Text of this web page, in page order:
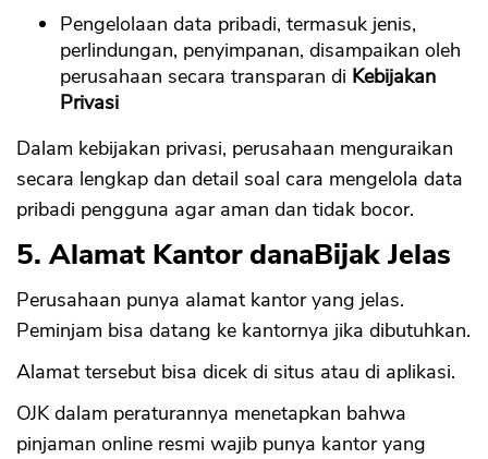
Pengelolaan data pribadi, termasuk jenis,
perlindungan, penyimpanan, disampaikan oleh
perusahaan secara transparan di Kebijakan
Privasi
Dalam kebijakan privasi, perusahaan menguraikan
secara lengkap dan detail soal cara mengelola data
pribadi pengguna agar aman dan tidak bocor.
5. Alamat Kantor danaBijak Jelas
Perusahaan punya alamat kantor yang jelas.
Peminjam bisa datang ke kantornya jika dibutuhkan.
Alamat tersebut bisa dicek di situs atau di aplikasi.
OJK dalam peraturannya menetapkan bahwa
pinjaman online resmi wajib punya kantor yang